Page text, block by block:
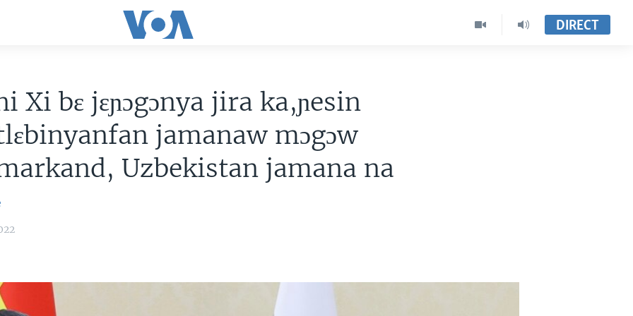
DIRECT
Xi bɛ jɛɲɔgɔnya jira ka,ɲesin
jamanaw mɔgɔw
Uzbekistan jamana na